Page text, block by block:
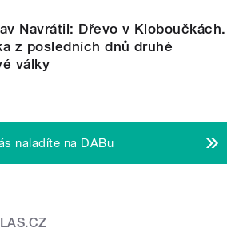
Navrátil: Dřevo v Kloboučkách.
z posledních dnů druhé
války
naladíte na DABu